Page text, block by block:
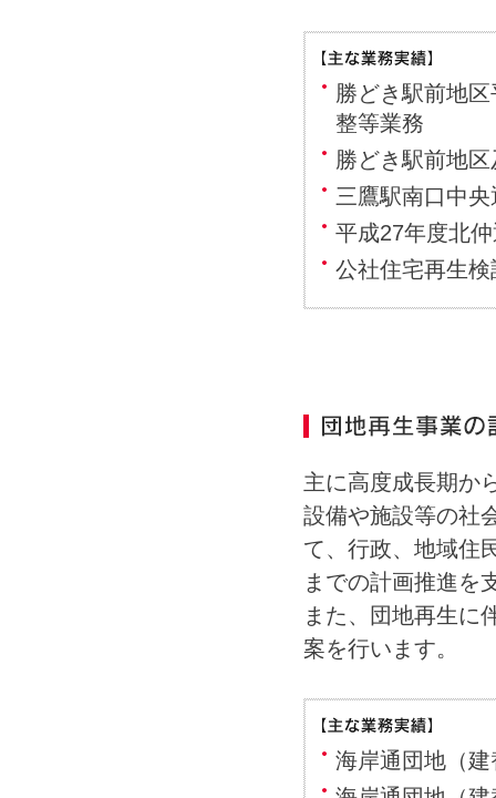
勝どき駅前地
整等業務
勝どき駅前地
三鷹駅南口中
平成27年度北
公社住宅再生
主に高度成長期か
設備や施設等の社
て、行政、地域住
までの計画推進を
また、団地再生に
案を行います。
海岸通団地（